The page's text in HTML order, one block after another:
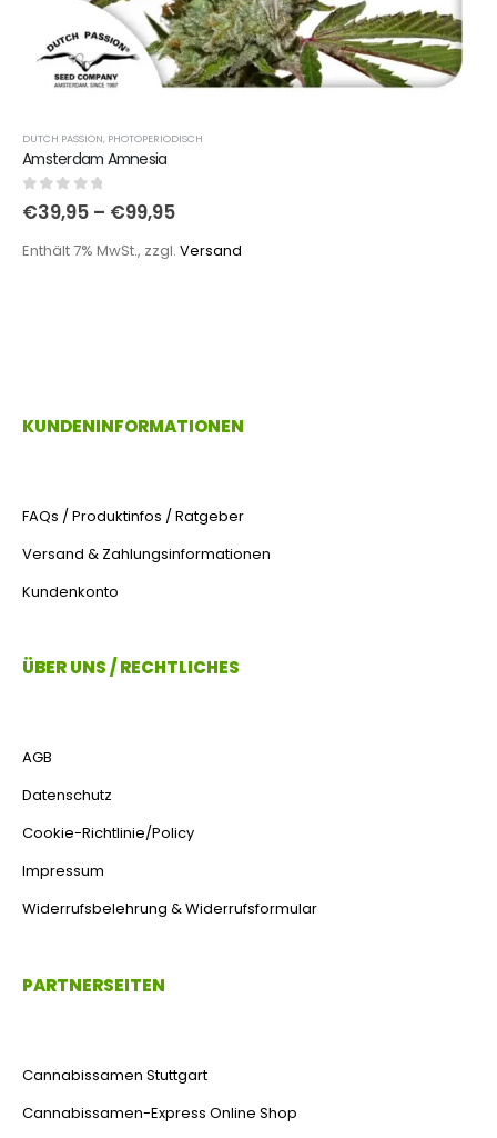
DUTCH PASSION, PHOTOPERIODISCH
Amsterdam Amnesia
out of 5
€39,95 – €99,95
Enthält 7% MwSt., zzgl. Versand
KUNDENINFORMATIONEN
FAQs / Produktinfos / Ratgeber
Versand & Zahlungsinformationen
Kundenkonto
ÜBER UNS / RECHTLICHES
AGB
Datenschutz
Cookie-Richtlinie/Policy
Impressum
Widerrufsbelehrung & Widerrufsformular
PARTNERSEITEN
Cannabissamen Stuttgart
Cannabissamen-Express Online Shop